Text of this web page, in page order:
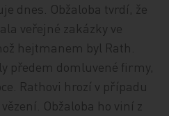
dnes. Obžaloba tvrdí, že
veřejné zakázky ve
hejtmanem byl Rath.
předem domluvené firmy,
Rathovi hrozí v případu
Obžaloba ho viní z